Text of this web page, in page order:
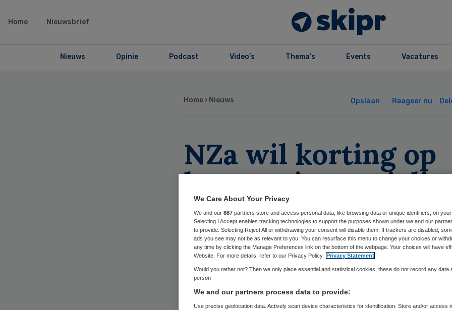
Home Nieuwsbrief
Nieuws Opinie Podcast Video’s Thema’s Events Vacatures
Home › Nieuws Opslaan Reageer nu
NZa wil korting op
honoraria
differentiëren
Skipr Redactie 16 februari 2010,15:40
De Nederlandse Zorgautoriteit (NZa) gaat alsnog
We Care About Your Privacy
We and our 887 partners store and access personal data, like browsing data or unique identifiers, on your
Selecting I Accept enables tracking technologies to support the purposes shown under we and our
to provide. Selecting Reject All or withdrawing your consent will disable them. If trackers are disabled,
ads you see may not be as relevant to you. You can resurface this menu to change your choices or
any time by clicking the Manage Preferences link on the bottom of the webpage. Your choices will have
Website. For more details, refer to our Privacy Policy.
Privacy Statement
Would you rather not? Then we only place essential and statistical cookies, these do not record any data
person
We and our partners process data to provide:
Use precise geolocation data. Actively scan device characteristics for identification. Store and/or access